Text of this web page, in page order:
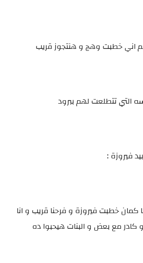
اني خطبت وهج و هنتجوز قريب
التي تتطلعت لهم ببرود
فيروزة :
كمان خطبت فيروزة و فرحنا قريب و انا
كادر مع بعض و البنات هيحبوا ده